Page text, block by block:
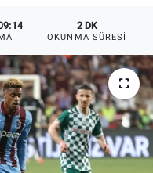
2 DK
OKUNMA SÜRESI